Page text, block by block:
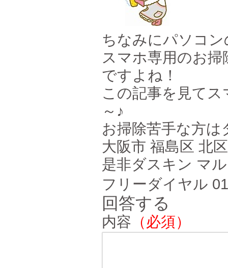
ちなみにパソコ
スマホ専用のお
ですよね！
この記事を見て
～♪
お掃除苦手な方
大阪市 福島区 北
是非ダスキン マ
フリーダイヤル
回答する
内容 （必須）